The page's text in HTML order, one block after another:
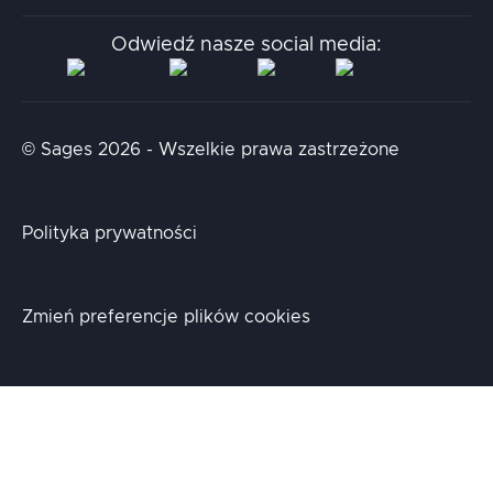
Aidapta
AI & NLP Day
Odwiedź nasze social media:
© Sages 2026 - Wszelkie prawa zastrzeżone
Polityka prywatności
Zmień preferencje plików cookies